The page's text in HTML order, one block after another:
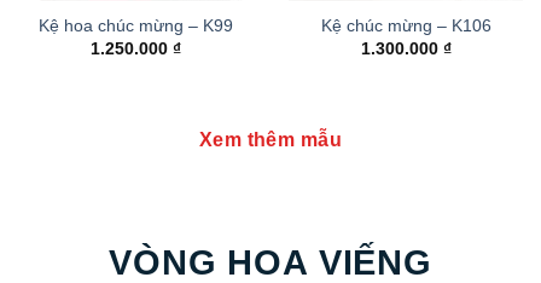
Kệ hoa chúc mừng – K99
1.250.000 ₫
Kệ chúc mừng – K106
1.300.000 ₫
Xem thêm mẫu
VÒNG HOA VIẾNG